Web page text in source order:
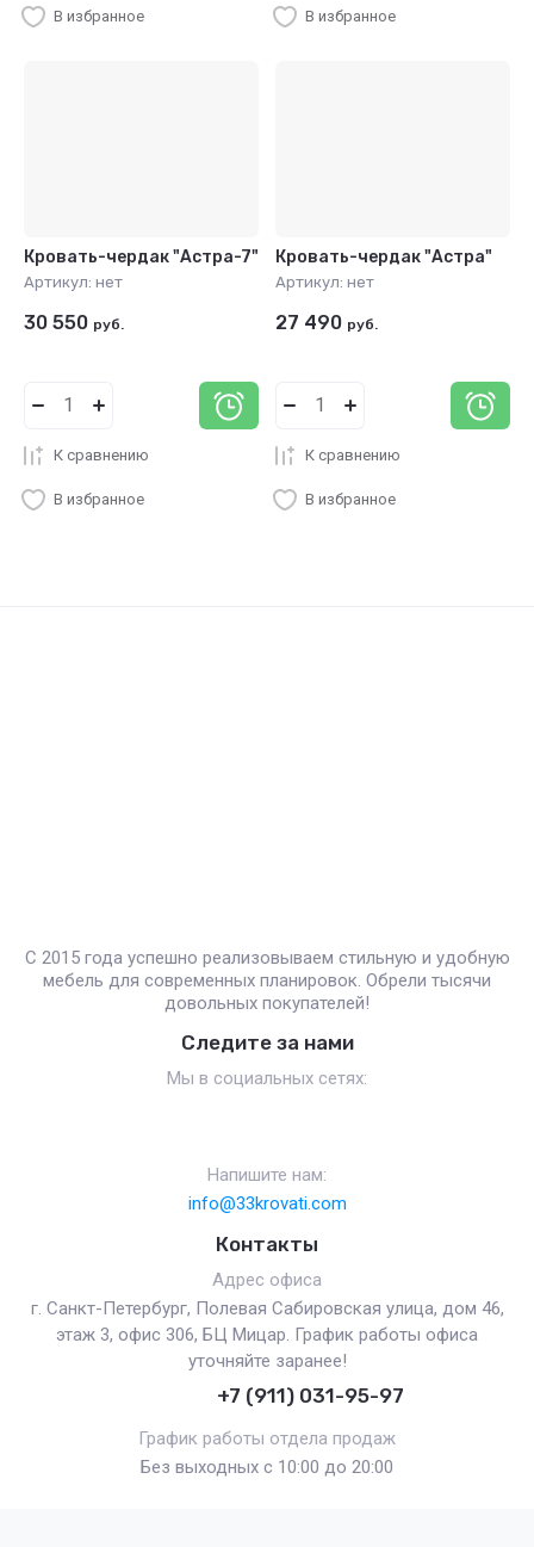
В избранное В избранное
Кровать-чердак "Астра-7"
Артикул: нет
30 550 руб.
К сравнению
В избранное
Кровать-чердак "Астра"
Артикул: нет
27 490 руб.
К сравнению
В избранное
С 2015 года успешно реализовываем стильную и удобную
мебель для современных планировок. Обрели тысячи
довольных покупателей!
Следите за нами
Мы в социальных сетях:
Напишите нам:
info@33krovati.com
Контакты
Адрес офиса
г. Санкт-Петербург, Полевая Сабировская улица, дом 46,
этаж 3, офис 306, БЦ Мицар. График работы офиса
уточняйте заранее!
+7 (911) 031-95-97
График работы отдела продаж
Без выходных с 10:00 до 20:00